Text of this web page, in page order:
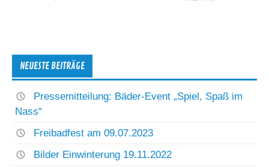
NEUESTE BEITRÄGE
Pressemitteilung: Bäder-Event „Spiel, Spaß im
Nass“
Freibadfest am 09.07.2023
Bilder Einwinterung 19.11.2022